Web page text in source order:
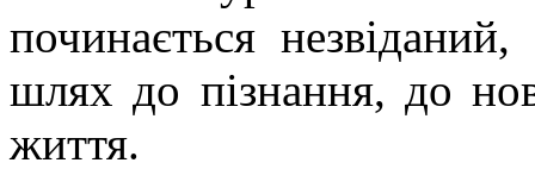
починається
шлях до пізнання, до
життя.